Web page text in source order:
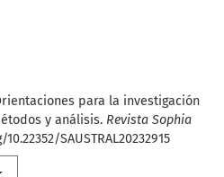
para la investigación
y análisis. Revista Sophia
SAUSTRAL20232915